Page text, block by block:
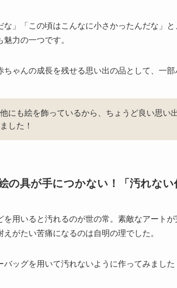
な」「この頃はこんなに小さかったんだな」
力の一つです。
ゃんの成長を残せる思い出の品として、一部
にも絵を飾っているから、ちょうど良い思い
した！
の具が手につかない！「汚れな
を用いると汚れるのが世の常。素敵なアート
がたい苦痛になるのは自明の理でした。
ッグを用いて汚れないように作ってみました